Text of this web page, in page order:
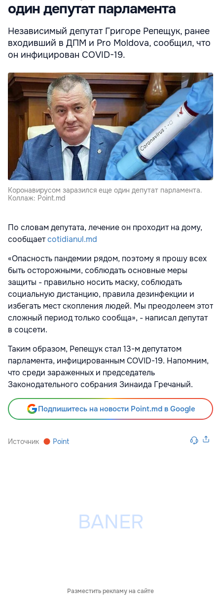
один депутат парламента
Независимый депутат Григоре Репещук, ранее
входивший в ДПМ и Pro Moldova, сообщил, что
он инфицирован COVID-19.
Коронавирусом заразился еще один депутат парламента.
Коллаж: Point.md
По словам депутата, лечение он проходит на дому,
сообщаетсotidianul.md
«Опасность пандемии рядом, поэтому я прошу всех
быть осторожными, соблюдать основные меры
защиты - правильно носить маску, соблюдать
социальную дистанцию, правила дезинфекции и
избегать мест скопления людей. Мы преодолеем этот
сложный период только сообща», - написал депутат
в соцсети.
Таким образом, Репещук стал 13-м депутатом
парламента, инфицированным COVID-19. Напомним,
что среди зараженных и председатель
Законодательного собрания Зинаида Гречаный.
Подпишитесь на новости Point.md в Google
Источник Point
Разместить рекламу на сайте